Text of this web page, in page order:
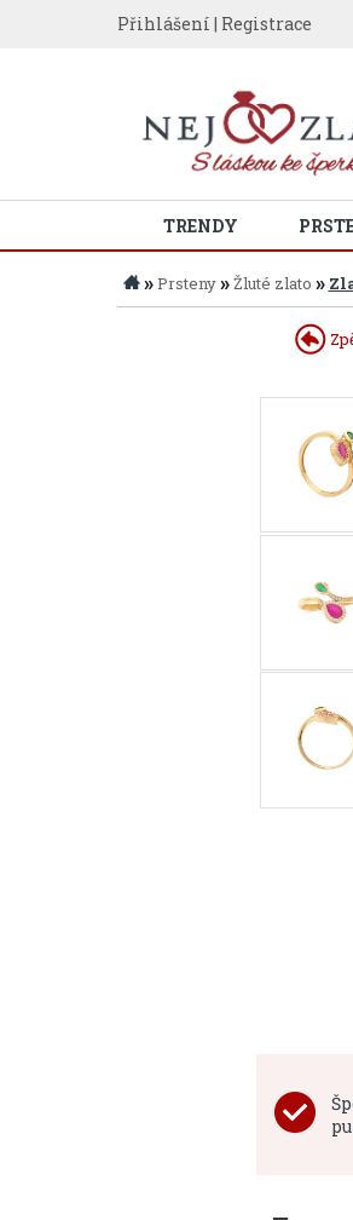
Přihlášení | Registrace
TRENDY
»Prsteny»Žluté zlato »